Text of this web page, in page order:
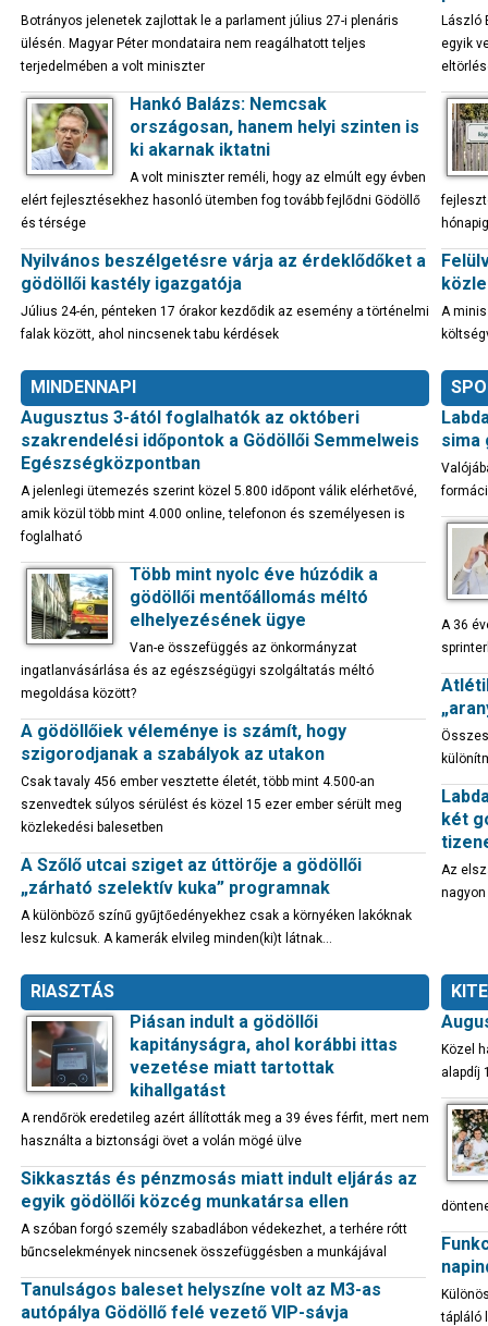
Botrányos jelenetek zajlottak le a parlament július 27-i plenáris
ülésén. Magyar Péter mondataira nem reagálhatott teljes
terjedelmében a volt miniszter
Hankó Balázs: Nemcsak
országosan, hanem helyi szinten is
ki akarnak iktatni
A volt miniszter reméli, hogy az elmúlt egy évben
elért fejlesztésekhez hasonló ütemben fog tovább fejlődni Gödöllő
és térsége
Nyilvános beszélgetésre várja az érdeklődőket a
gödöllői kastély igazgatója
Július 24-én, pénteken 17 órakor kezdődik az esemény a történelmi
falak között, ahol nincsenek tabu kérdések
László
egyik
A
MINDENNAPI
Augusztus 3-ától foglalhatók az októberi
szakrendelési időpontok a Gödöllői Semmelweis
Egészségközpontban
A jelenlegi ütemezés szerint közel 5.800 időpont válik elérhetővé,
amik közül több mint 4.000 online, telefonon és személyesen is
foglalható
Több mint nyolc éve húzódik a
gödöllői mentőállomás méltó
elhelyezésének ügye
Van-e összefüggés az önkormányzat
ingatlanvásárlása és az egészségügyi szolgáltatás méltó
megoldása között?
A gödöllőiek véleménye is számít, hogy
szigorodjanak a szabályok az utakon
Csak tavaly 456 ember vesztette életét, több mint 4.500-an
szenvedtek súlyos sérülést és közel 15 ezer ember sérült meg
közlekedési balesetben
A Szőlő utcai sziget az úttörője a gödöllői
„zárható szelektív kuka” programnak
A különböző színű gyűjtőedényekhez csak a környéken lakóknak
lesz kulcsuk. A kamerák elvileg minden(ki)t látnak…
sima
A 36
két
Az
RIASZTÁS
Piásan indult a gödöllői
kapitányságra, ahol korábbi ittas
vezetése miatt tartottak
kihallgatást
A rendőrök eredetileg azért állították meg a 39 éves férfit, mert nem
használta a biztonsági övet a volán mögé ülve
Sikkasztás és pénzmosás miatt indult eljárás az
egyik gödöllői közcég munkatársa ellen
A szóban forgó személy szabadlábon védekezhet, a terhére rótt
bűncselekmények nincsenek összefüggésben a munkájával
Tanulságos baleset helyszíne volt az M3-as
autópálya Gödöllő felé vezető VIP-sávja
Közel
alapdíj
tápláló